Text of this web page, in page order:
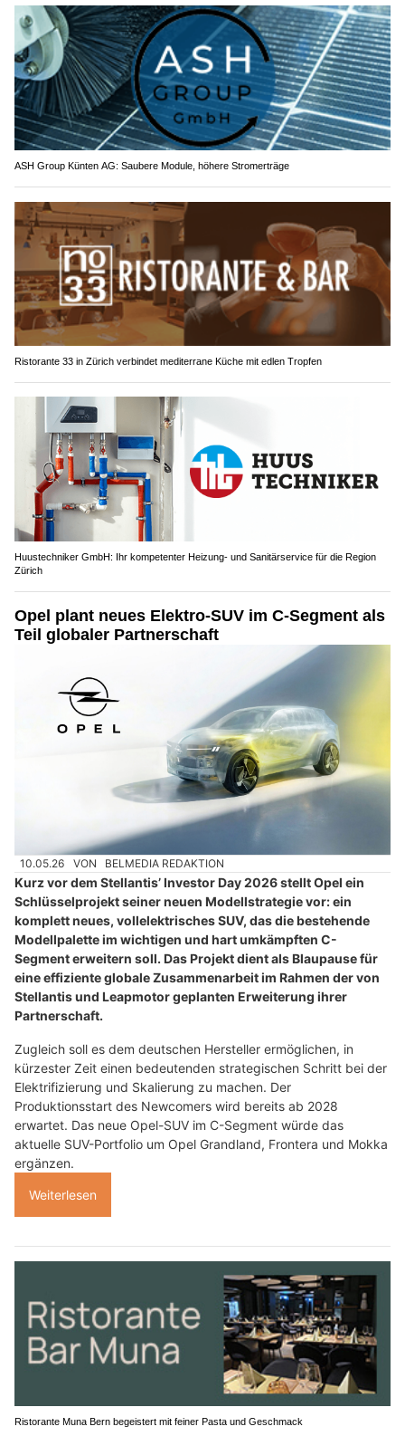
ASH Group Künten AG: Saubere Module, höhere Stromerträge
Ristorante 33 in Zürich verbindet mediterrane Küche mit edlen Tropfen
Huustechniker GmbH: Ihr kompetenter Heizung- und Sanitärservice für die Region
Zürich
Opel plant neues Elektro-SUV im C-Segment als
Teil globaler Partnerschaft
10.05.26 VON BELMEDIA REDAKTION
Kurz vor dem Stellantis’ Investor Day 2026 stellt Opel ein
Schlüsselprojekt seiner neuen Modellstrategie vor: ein
komplett neues, vollelektrisches SUV, das die bestehende
Modellpalette im wichtigen und hart umkämpften C-
Segment erweitern soll. Das Projekt dient als Blaupause für
eine effiziente globale Zusammenarbeit im Rahmen der von
Stellantis und Leapmotor geplanten Erweiterung ihrer
Partnerschaft.
Zugleich soll es dem deutschen Hersteller ermöglichen, in
kürzester Zeit einen bedeutenden strategischen Schritt bei der
Elektrifizierung und Skalierung zu machen. Der
Produktionsstart des Newcomers wird bereits ab 2028
erwartet. Das neue Opel-SUV im C-Segment würde das
aktuelle SUV-Portfolio um Opel Grandland, Frontera und Mokka
ergänzen.
Weiterlesen
Ristorante Muna Bern begeistert mit feiner Pasta und Geschmack